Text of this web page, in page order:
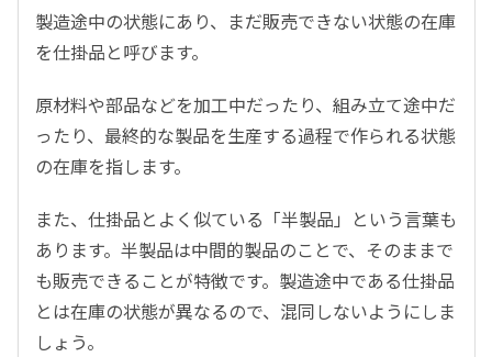
製造途中の状態にあり、まだ販売できない状態の在庫
を仕掛品と呼びます。
原材料や部品などを加工中だったり、組み立て途中だ
ったり、最終的な製品を生産する過程で作られる状態
の在庫を指します。
また、仕掛品とよく似ている「半製品」という言葉も
あります。半製品は中間的製品のことで、そのままで
も販売できることが特徴です。製造途中である仕掛品
とは在庫の状態が異なるので、混同しないようにしま
しょう。